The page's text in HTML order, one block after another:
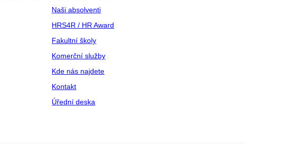
Naši absolventi
HRS4R / HR Award
Fakultní školy
Komerční služby
Kde nás najdete
Kontakt
Úřední deska